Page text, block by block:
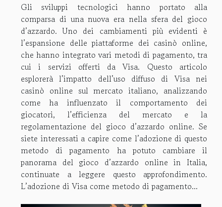
Gli sviluppi tecnologici hanno portato alla
comparsa di una nuova era nella sfera del gioco
d’azzardo. Uno dei cambiamenti più evidenti è
l’espansione delle piattaforme dei casinò online,
che hanno integrato vari metodi di pagamento, tra
cui i servizi offerti da Visa. Questo articolo
esplorerà l’impatto dell’uso diffuso di Visa nei
casinò online sul mercato italiano, analizzando
come ha influenzato il comportamento dei
giocatori, l’efficienza del mercato e la
regolamentazione del gioco d’azzardo online. Se
siete interessati a capire come l’adozione di questo
metodo di pagamento ha potuto cambiare il
panorama del gioco d’azzardo online in Italia,
continuate a leggere questo approfondimento.
L’adozione di Visa come metodo di pagamento...